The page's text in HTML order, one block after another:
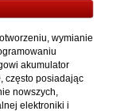
wymianie
akumulator
często posiadając
nowszych,
elektroniki i